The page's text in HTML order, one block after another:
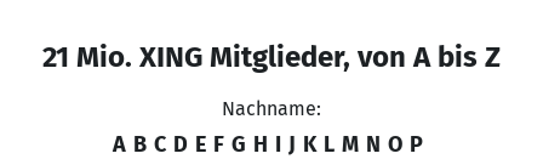
21 Mio. XING Mitglieder, von A bis Z
Nachname:
A B C D E F G H I J K L M N O P